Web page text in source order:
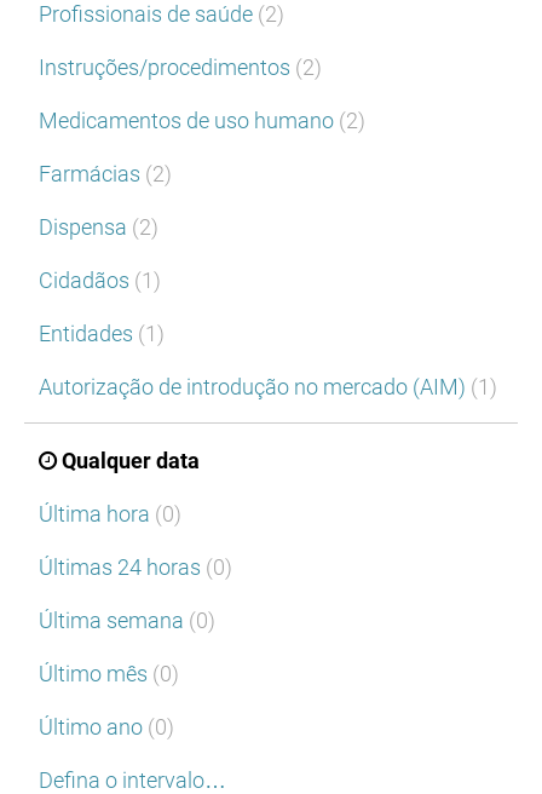
Profissionais de saúde (2)
Instruções/procedimentos (2)
Medicamentos de uso humano (2)
Farmácias (2)
Dispensa (2)
Cidadãos (1)
Entidades (1)
Autorização de introdução no mercado (AIM) (1)
Qualquer data
Última hora (0)
Últimas 24 horas (0)
Última semana (0)
Último mês (0)
Último ano (0)
Defina o intervalo…